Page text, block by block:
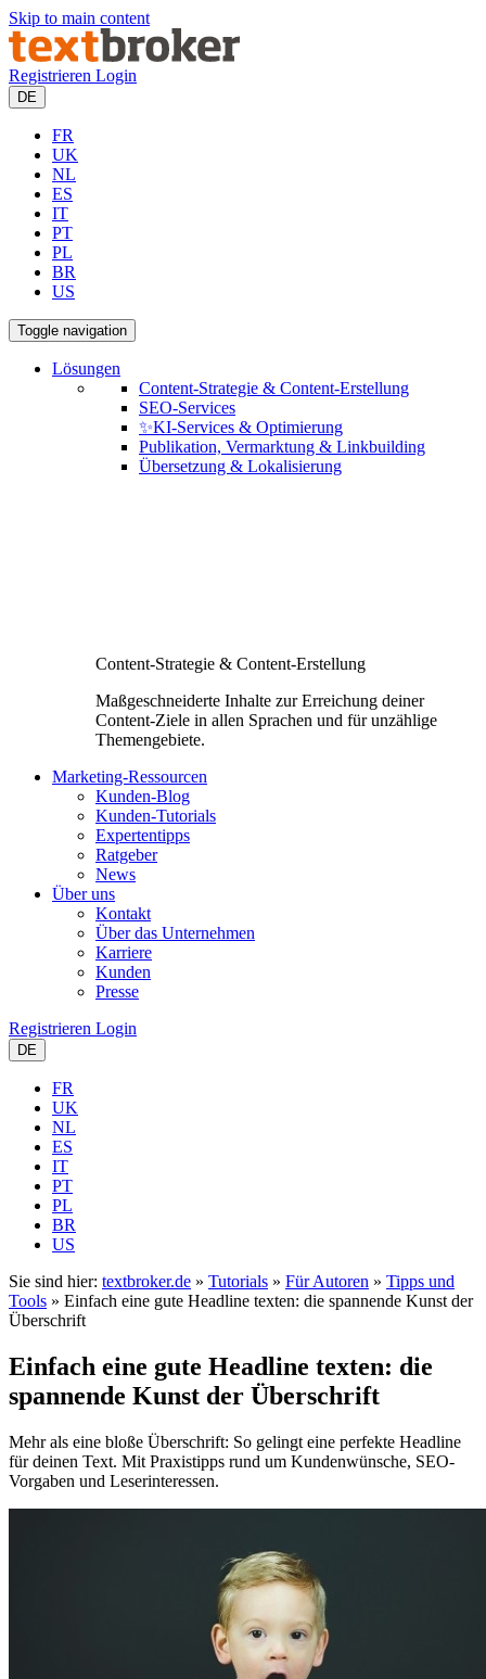
Skip to main content
Registrieren Login
DE
FR
UK
NL
ES
IT
PT
PL
BR
US
Toggle navigation
Lösungen
Content-Strategie & Content-Erstellung
SEO-Services
✨KI-Services & Optimierung
Publikation, Vermarktung & Linkbuilding
Übersetzung & Lokalisierung
Content-Strategie & Content-Erstellung
Maßgeschneiderte Inhalte zur Erreichung deiner
Content-Ziele in allen Sprachen und für unzählige
Themengebiete.
Marketing-Ressourcen
Kunden-Blog
Kunden-Tutorials
Expertentipps
Ratgeber
News
Über uns
Kontakt
Über das Unternehmen
Karriere
Kunden
Presse
Registrieren Login
DE
FR
UK
NL
ES
IT
PT
PL
BR
US
Sie sind hier: textbroker.de » Tutorials » Für Autoren » Tipps und
Tools » Einfach eine gute Headline texten: die spannende Kunst der
Überschrift
Einfach eine gute Headline texten: die
spannende Kunst der Überschrift
Mehr als eine bloße Überschrift: So gelingt eine perfekte Headline
für deinen Text. Mit Praxistipps rund um Kundenwünsche, SEO-
Vorgaben und Leserinteressen.